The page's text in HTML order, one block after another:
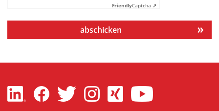
FriendlyCaptcha ⇗
abschicken